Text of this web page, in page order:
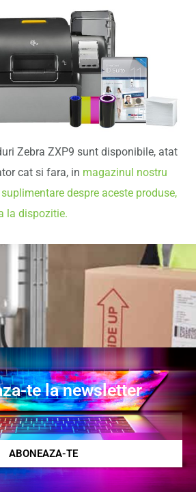
Zebra ZXP9 sunt disponibile, atat
cat si fara, in magazinul nostru
despre aceste produse,
la dispozitie.
te la newsletter
ABONEAZA-TE